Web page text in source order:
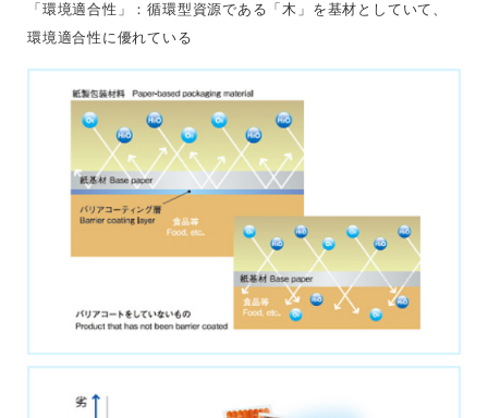
「環境適合性」：循環型資源である「木」を基材としていて、
環境適合性に優れている